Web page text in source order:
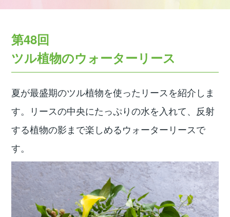
第48回
ツル植物のウォーターリース
夏が最盛期のツル植物を使ったリースを紹介しま
す。リースの中央にたっぷりの水を入れて、反射
する植物の影まで楽しめるウォーターリースで
す。